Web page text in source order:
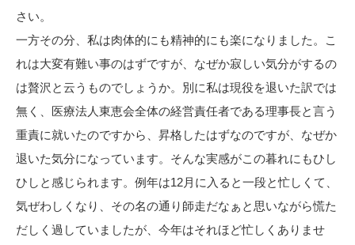
さい。
一方その分、私は肉体的にも精神的にも楽になりました。こ
れは大変有難い事のはずですが、なぜか寂しい気分がするの
は贅沢と云うものでしょうか。別に私は現役を退いた訳では
無く、医療法人東恵会全体の経営責任者である理事長と言う
重責に就いたのですから、昇格したはずなのですが、なぜか
退いた気分になっています。そんな実感がこの暮れにもひし
ひしと感じられます。例年は12月に入ると一段と忙しくて、
気ぜわしくなり、その名の通り師走だなぁと思いながら慌た
だしく過していましたが、今年はそれほど忙しくありませ